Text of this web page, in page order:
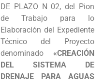
DE PLAZO N 02, del Pion
de Trabajo para lo
Elaboración del Expediente
Técnico del Proyecto
denominado «CREACIÓN
DEL SISTEMA DE
DRENAJE PARA AGUAS